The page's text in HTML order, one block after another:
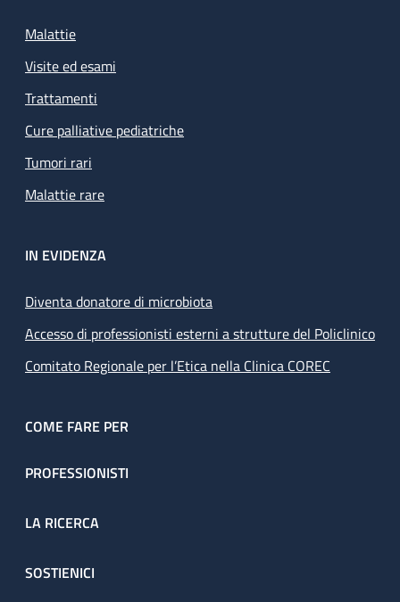
Malattie
Visite ed esami
Trattamenti
Cure palliative pediatriche
Tumori rari
Malattie rare
IN EVIDENZA
Diventa donatore di microbiota
Accesso di professionisti esterni a strutture del Policlinico
Comitato Regionale per l’Etica nella Clinica COREC
COME FARE PER
PROFESSIONISTI
LA RICERCA
SOSTIENICI